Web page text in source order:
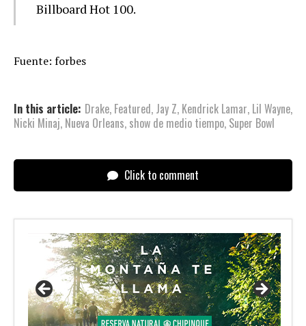
Billboard Hot 100.
Fuente: forbes
In this article: Drake, Featured, Jay Z, Kendrick Lamar, Lil Wayne,
Nicki Minaj, Nueva Orleans, show de medio tiempo, Super Bowl
Click to comment